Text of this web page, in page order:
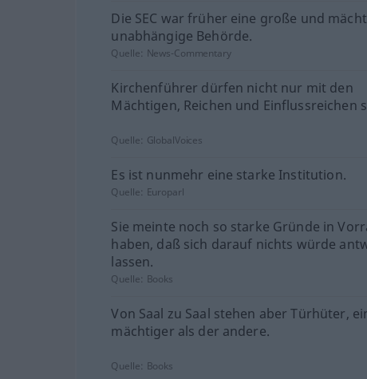
Die SEC war früher eine große und
unabhängige Behörde.
Quelle: News-Commentary
Kirchenführer dürfen nicht nur mit den
Mächtigen, Reichen und Einflussreichen
Quelle: GlobalVoices
Es ist nunmehr eine starke Institution.
Quelle: Europarl
Sie meinte noch so starke Gründe in
haben, daß sich darauf nichts würde
lassen.
Quelle: Books
Von Saal zu Saal stehen aber Türhüter,
mächtiger als der andere.
Quelle: Books